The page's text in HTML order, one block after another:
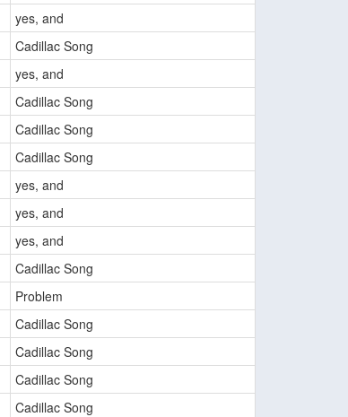
yes, and
Cadillac Song
yes, and
Cadillac Song
Cadillac Song
Cadillac Song
yes, and
yes, and
yes, and
Cadillac Song
Problem
Cadillac Song
Cadillac Song
Cadillac Song
Cadillac Song